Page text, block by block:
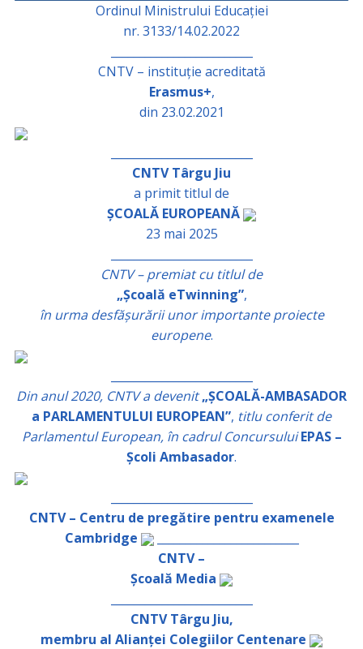
Ordinul Ministrului Educației
nr. 3133/14.02.2022
CNTV – instituție acreditată
Erasmus+,
din 23.02.2021
CNTV Târgu Jiu
a primit titlul de
ȘCOALĂ EUROPEANĂ
23 mai 2025
CNTV – premiat cu titlul de
„Școală eTwinning”,
în urma desfășurării unor importante proiecte
europene.
Din anul 2020, CNTV a devenit „ȘCOALĂ-AMBASADOR
a PARLAMENTULUI EUROPEAN”, titlu conferit de
Parlamentul European, în cadrul Concursului EPAS –
Școli Ambasador.
CNTV – Centru de pregătire pentru examenele
Cambridge
_________________________
CNTV –
Școală Media
CNTV Târgu Jiu,
membru al Alianței Colegiilor Centenare